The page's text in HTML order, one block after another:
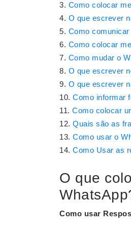
Como colocar
O que escrever
Como
Como colocar
Como mudar o
O que escrever
O que escrever
Como informar
Como colocar
Quais são as
Como usar o
Como Usar as
O que
Como usar